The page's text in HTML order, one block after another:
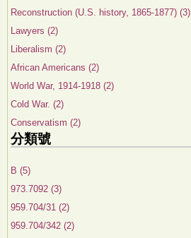
Reconstruction (U.S. history, 1865-1877) (3)
Lawyers (2)
Liberalism (2)
African Americans (2)
World War, 1914-1918 (2)
Cold War. (2)
Conservatism (2)
分類號
B (5)
973.7092 (3)
959.704/31 (2)
959.704/342 (2)